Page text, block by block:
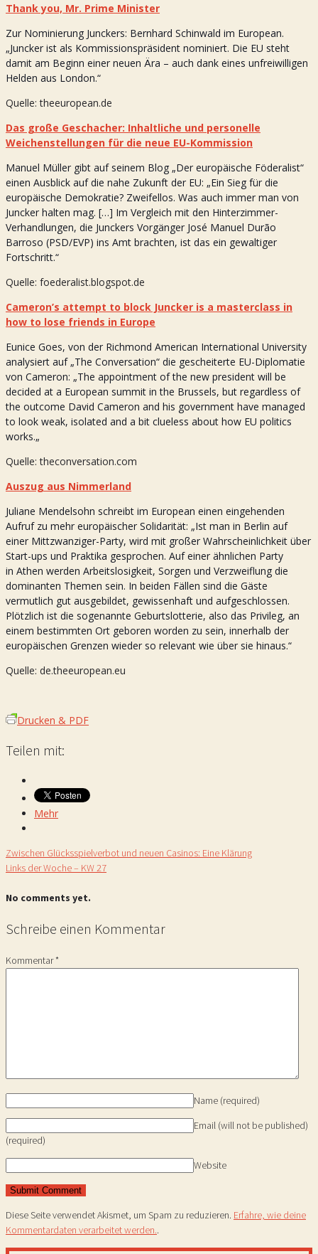
Thank you, Mr. Prime Minister
Zur Nominierung Junckers: Bernhard Schinwald im European.
„Juncker ist als Kommissionspräsident nominiert. Die EU steht
damit am Beginn einer neuen Ära – auch dank eines unfreiwilligen
Helden aus London.“
Quelle: theeuropean.de
Das große Geschacher: Inhaltliche und personelle
Weichenstellungen für die neue EU-Kommission
Manuel Müller gibt auf seinem Blog „Der europäische Föderalist“
einen Ausblick auf die nahe Zukunft der EU: „Ein Sieg für die
europäische Demokratie? Zweifellos. Was auch immer man von
Juncker halten mag. […] Im Vergleich mit den Hinterzimmer-
Verhandlungen, die Junckers Vorgänger José Manuel Durão
Barroso (PSD/EVP) ins Amt brachten, ist das ein gewaltiger
Fortschritt.“
Quelle: foederalist.blogspot.de
Cameron’s attempt to block Juncker is a masterclass in
how to lose friends in Europe
Eunice Goes, von der Richmond American International University
analysiert auf „The Conversation“ die gescheiterte EU-Diplomatie
von Cameron: „The appointment of the new president will be
decided at a European summit in the Brussels, but regardless of
the outcome David Cameron and his government have managed
to look weak, isolated and a bit clueless about how EU politics
works.„
Quelle: theconversation.com
Auszug aus Nimmerland
Juliane Mendelsohn schreibt im European einen eingehenden
Aufruf zu mehr europäischer Solidarität: „Ist man in Berlin auf
einer Mittzwanziger-Party, wird mit großer Wahrscheinlichkeit über
Start-ups und Praktika gesprochen. Auf einer ähnlichen Party
in Athen werden Arbeitslosigkeit, Sorgen und Verzweiflung die
dominanten Themen sein. In beiden Fällen sind die Gäste
vermutlich gut ausgebildet, gewissenhaft und aufgeschlossen.
Plötzlich ist die sogenannte Geburtslotterie, also das Privileg, an
einem bestimmten Ort geboren worden zu sein, innerhalb der
europäischen Grenzen wieder so relevant wie über sie hinaus.“
Quelle: de.theeuropean.eu
Drucken & PDF
Teilen mit:
Mehr
Zwischen Glücksspielverbot und neuen Casinos: Eine Klärung
Links der Woche – KW 27
No comments yet.
Schreibe einen Kommentar
Kommentar*
Name (required)
Email (will not be published)
(required)
Website
Diese Seite verwendet Akismet, um Spam zu reduzieren. Erfahre, wie deine
Kommentardaten verarbeitet werden..